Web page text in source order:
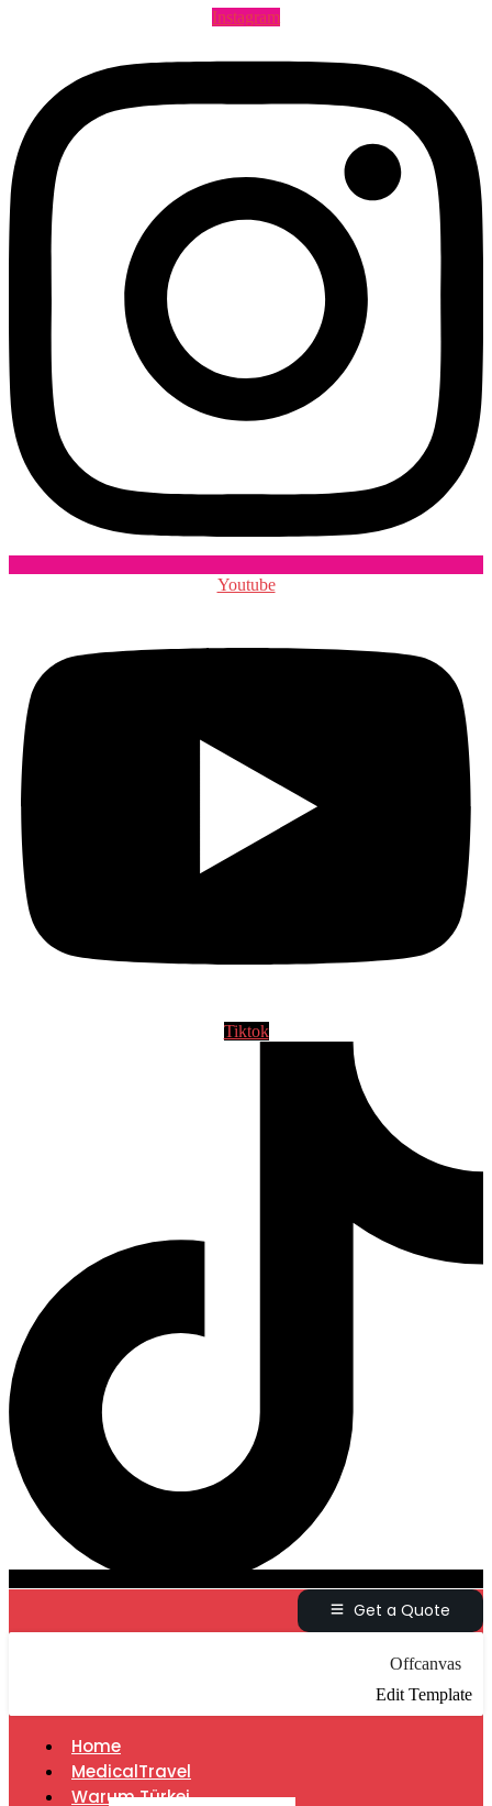
Instagram
Youtube
Tiktok
Get a Quote
Offcanvas
Edit Template
Home
MedicalTravel
Warum Türkei